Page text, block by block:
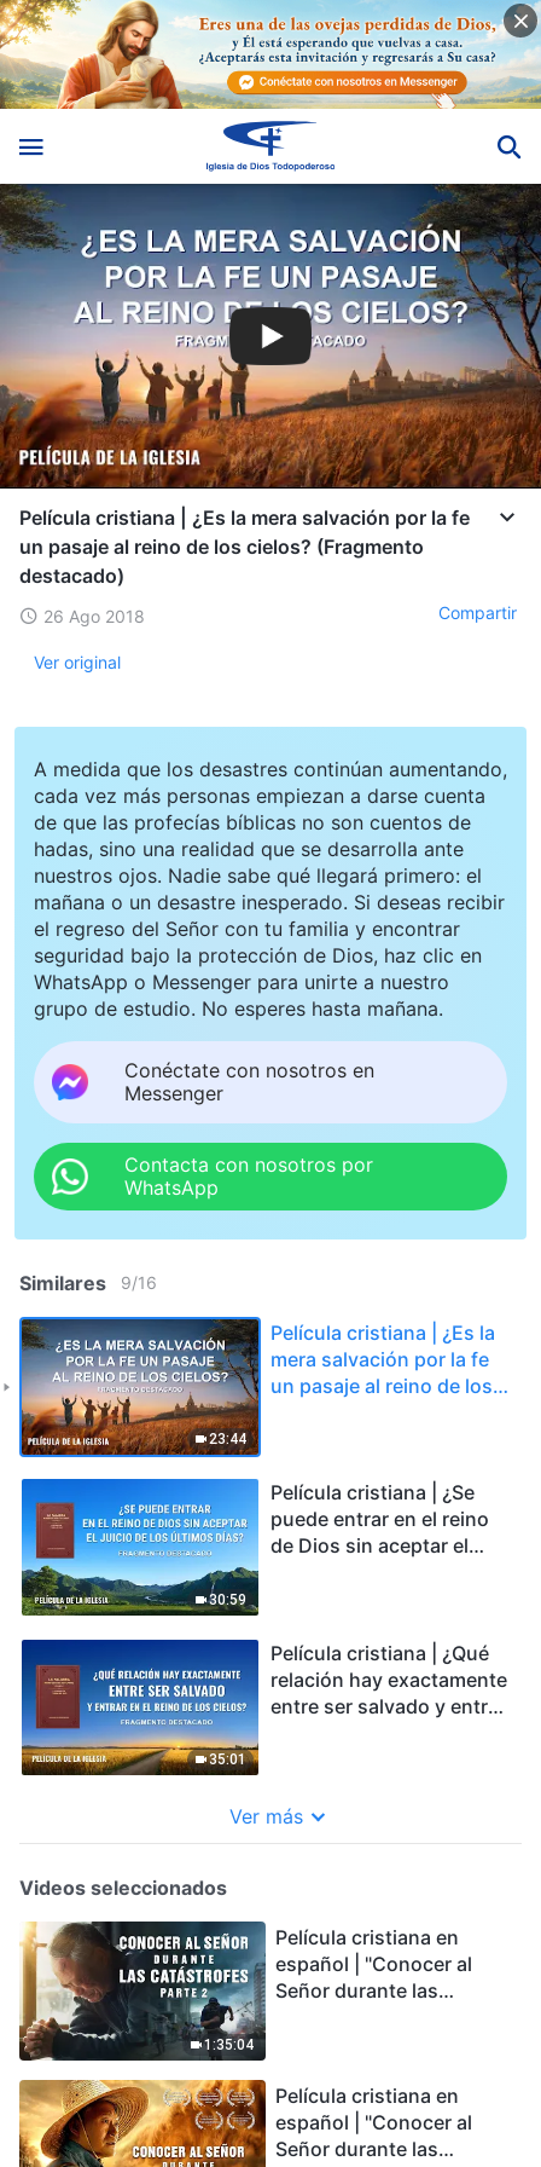
Película cristiana | ¿Es la mera salvación por la fe
un pasaje al reino de los cielos? (Fragmento
destacado)
26 Ago 2018 Compartir
Ver original
A medida que los desastres continúan aumentando,
cada vez más personas empiezan a darse cuenta
de que las profecías bíblicas no son cuentos de
hadas, sino una realidad que se desarrolla ante
nuestros ojos. Nadie sabe qué llegará primero: el
mañana o un desastre inesperado. Si deseas recibir
el regreso del Señor con tu familia y encontrar
seguridad bajo la protección de Dios, haz clic en
WhatsApp o Messenger para unirte a nuestro
grupo de estudio. No esperes hasta mañana.
Conéctate con nosotros en
Messenger
Contacta con nosotros por
WhatsApp
Similares 9/16
23:44
Película cristiana | ¿Es la
mera salvación por la fe
un pasaje al reino de los
30:59
Película cristiana | ¿Se
puede entrar en el reino
de Dios sin aceptar el
35:01
Película cristiana | ¿Qué
relación hay exactamente
entre ser salvado y entrar
Ver más
Videos seleccionados
1:35:04
Película cristiana en
español | "Conocer al
Señor durante las
podemos sobrevivir?
Película cristiana en
español | "Conocer al
Señor durante las